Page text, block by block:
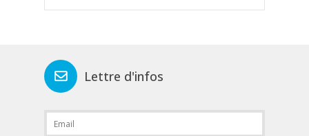
Lettre d'infos